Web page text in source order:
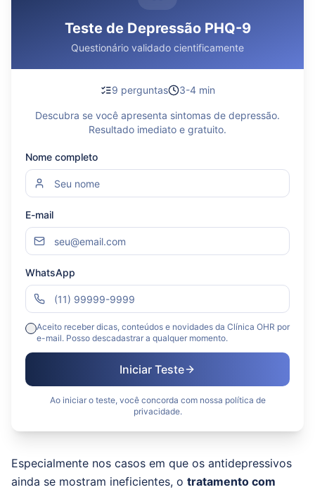
Teste de Depressão PHQ-9
Questionário validado cientificamente
9 perguntas 3-4 min
Descubra se você apresenta sintomas de depressão.
Resultado imediato e gratuito.
Nome completo
E-mail
WhatsApp
Aceito receber dicas, conteúdos e novidades da Clínica OHR por
e-mail. Posso descadastrar a qualquer momento.
Iniciar Teste
Ao iniciar o teste, você concorda com nossa política de
privacidade.
Especialmente nos casos em que os antidepressivos
ainda se mostram ineficientes, o tratamento com